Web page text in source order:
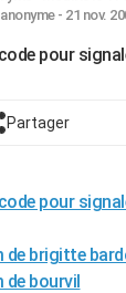
- 21 nov.
pour
Partager
pour
de brigitte
de bourvil